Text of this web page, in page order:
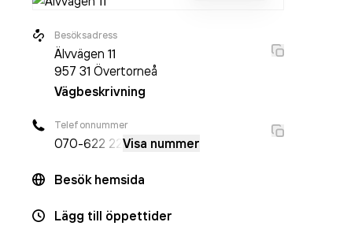
Besöksadress
Älvvägen 11
957 31 Övertorneå
Vägbeskrivning
Telefonnummer
070-622 22 Visa nummer
Besök hemsida
Lägg till öppettider